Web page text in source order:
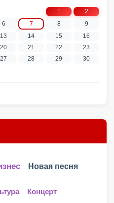
1
2
6 7 8
9
13 14 15
16
20 21 22
23
27 28 29
30
Новая песня
Концерт